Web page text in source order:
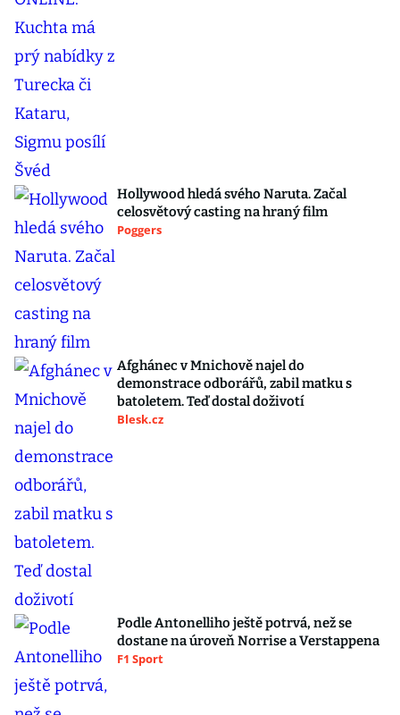
Hollywood hledá svého Naruta. Začal
celosvětový casting na hraný film
Poggers
Afghánec v Mnichově najel do
demonstrace odborářů, zabil matku s
batoletem. Teď dostal doživotí
Blesk.cz
Podle Antonelliho ještě potrvá, než se
dostane na úroveň Norrise a Verstappena
F1 Sport